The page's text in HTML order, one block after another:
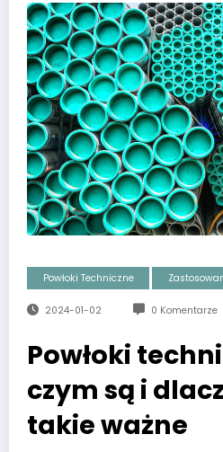
Powłoki Techniczne
2024-01-02 0 Komentarze
Powłoki
czym są i
takie ważne